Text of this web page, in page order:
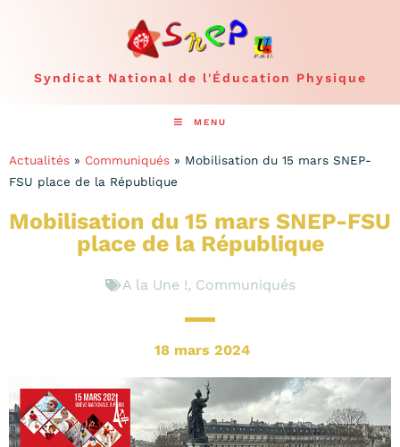
Syndicat National de l'Éducation Physique
MENU
Actualités » Communiqués » Mobilisation du 15 mars SNEP-
FSU place de la République
Mobilisation du 15 mars SNEP-FSU
place de la République
A la Une !, Communiqués
18 mars 2024